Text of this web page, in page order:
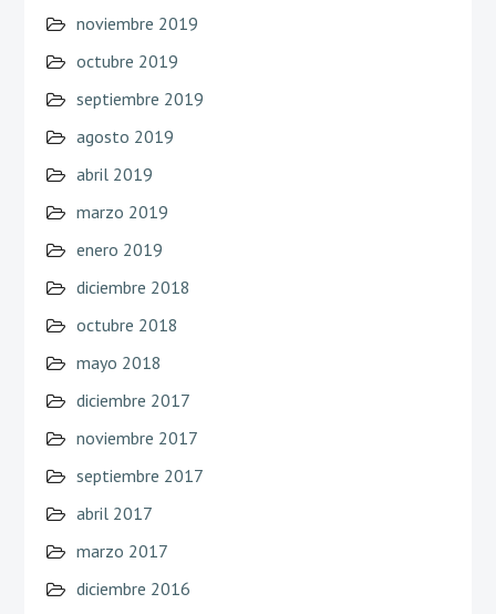
noviembre 2019
octubre 2019
septiembre 2019
agosto 2019
abril 2019
marzo 2019
enero 2019
diciembre 2018
octubre 2018
mayo 2018
diciembre 2017
noviembre 2017
septiembre 2017
abril 2017
marzo 2017
diciembre 2016